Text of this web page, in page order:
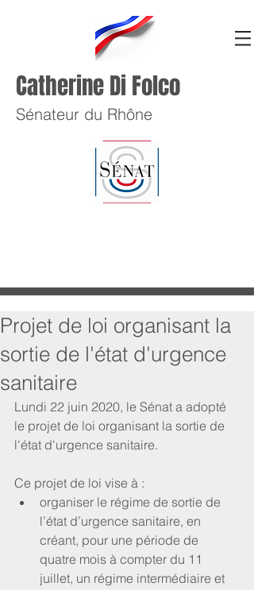
Catherine Di Folco
Sénateur du Rhône
Projet de loi organisant la
sortie de l'état d'urgence
sanitaire
Lundi 22 juin 2020, le Sénat a adopté
le projet de loi organisant la sortie de
l'état d'urgence sanitaire.
Ce projet de loi vise à :
organiser le régime de sortie de
l’état d’urgence sanitaire, en
créant, pour une période de
quatre mois à compter du 11
juillet, un régime intermédiaire et